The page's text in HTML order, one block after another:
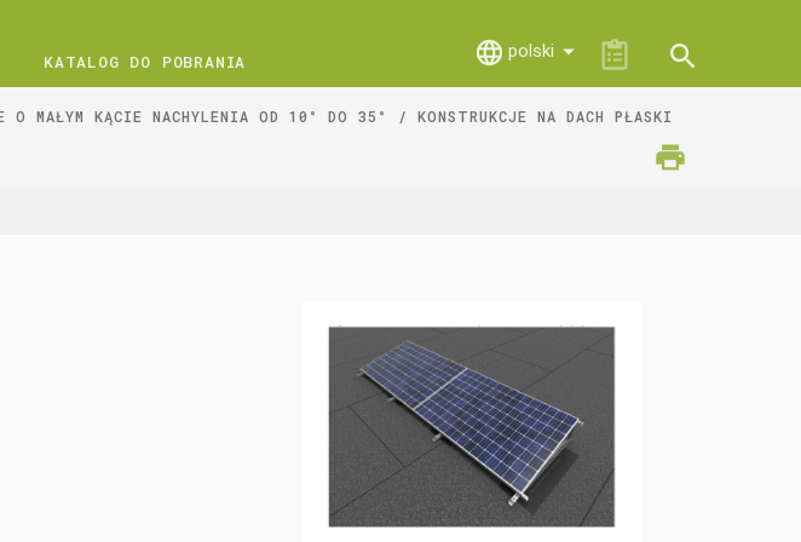
KATALOG DO POBRANIA polski
O MAŁYM KĄCIE NACHYLENIA OD 10° DO 35° KONSTRUKCJE NA DACH PŁASKI